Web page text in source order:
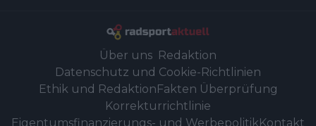
Über uns Redaktion
Datenschutz und Cookie-Richtlinien
Ethik und Redaktion Fakten Überprüfung
Korrekturrichtlinie
Eigentumsfinanzierungs- und Werbepolitik Kontakt